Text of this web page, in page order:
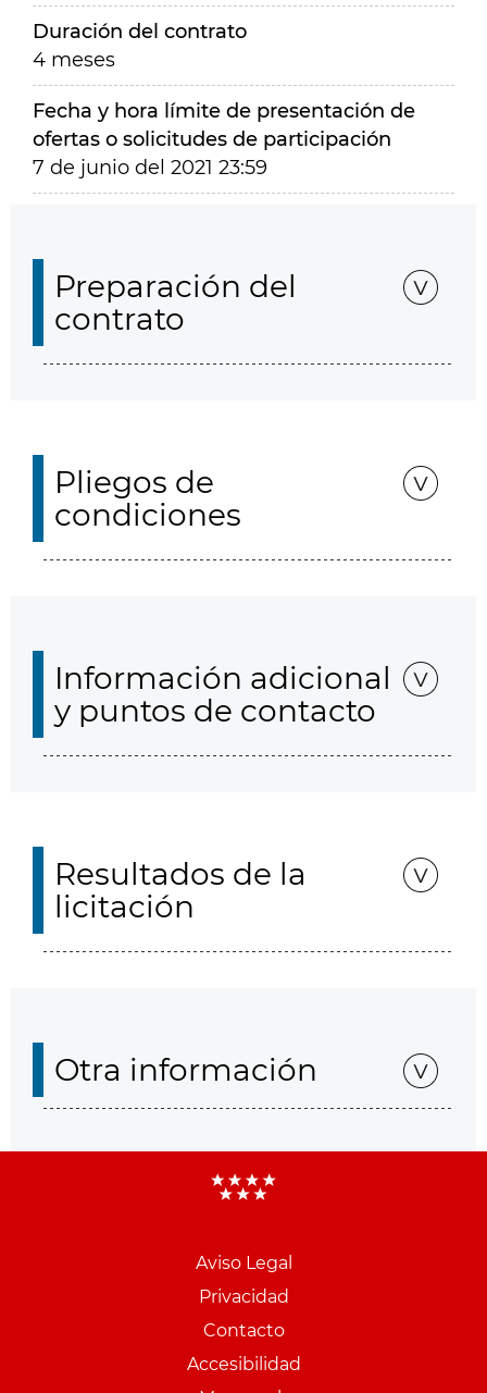
Duración del contrato
4 meses
Fecha y hora límite de presentación de
ofertas o solicitudes de participación
7 de junio del 2021 23:59
Preparación del
contrato
Pliegos de
condiciones
Información adicional
y puntos de contacto
Resultados de la
licitación
Otra información
Aviso Legal
Privacidad
Contacto
Accesibilidad